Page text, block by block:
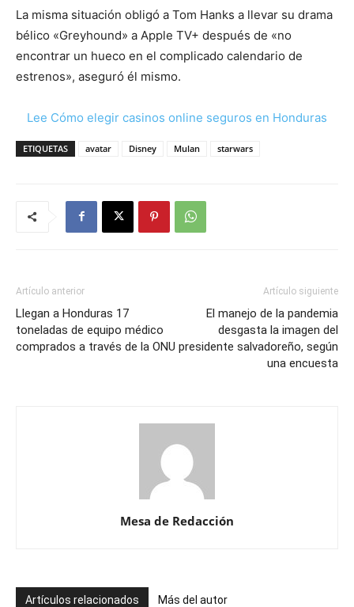
La misma situación obligó a Tom Hanks a llevar su drama
bélico «Greyhound» a Apple TV+ después de «no
encontrar un hueco en el complicado calendario de
estrenos», aseguró él mismo.
Lee Cómo elegir casinos online seguros en Honduras
ETIQUETAS avatar Disney Mulan starwars
Artículo anterior
Llegan a Honduras 17
toneladas de equipo médico
comprados a través de la ONU
Artículo siguiente
El manejo de la pandemia
desgasta la imagen del
presidente salvadoreño, según
una encuesta
Mesa de Redacción
Artículos relacionados Más del autor